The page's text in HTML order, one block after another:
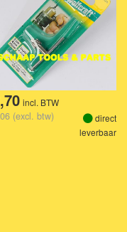
incl. BTW
(excl. btw)
direct
leverbaar